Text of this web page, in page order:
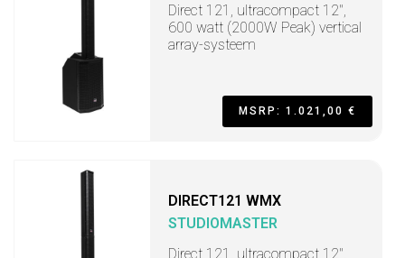
Direct 121, ultracompact 12",
600 watt (2000W Peak) vertical
array-systeem
MSRP: 1.021,00 €
DIRECT121 WMX
STUDIOMASTER
Direct 121, ultracompact 12",